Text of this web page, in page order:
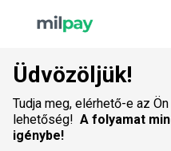
Üdvözöljük!
Tudja meg, elérhető-e az
lehetőség! A folyamat
igénybe!